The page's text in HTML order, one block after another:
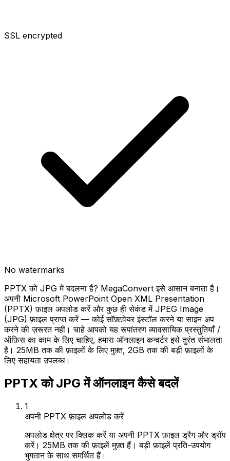
SSL encrypted
No watermarks
PPTX को JPG में बदलना है? MegaConvert इसे आसान बनाता है।
अपनी Microsoft PowerPoint Open XML Presentation
(PPTX) फ़ाइल अपलोड करें और कुछ ही सेकंड में JPEG Image
(JPG) फ़ाइल प्राप्त करें — कोई सॉफ़्टवेयर इंस्टॉल करने या साइन अप
करने की ज़रूरत नहीं। चाहे आपको यह रूपांतरण व्यावसायिक प्रस्तुतियाँ /
ऑफ़िस का काम के लिए चाहिए, हमारा ऑनलाइन कन्वर्टर इसे तुरंत संभालता
है। 25MB तक की फ़ाइलों के लिए मुफ़्त, 2GB तक की बड़ी फ़ाइलों के
लिए सहायता उपलब्ध।
PPTX को JPG में ऑनलाइन कैसे बदलें
1
अपनी PPTX फ़ाइल अपलोड करें
अपलोड क्षेत्र पर क्लिक करें या अपनी PPTX फ़ाइल ड्रैग और ड्रॉप
करें। 25MB तक की फ़ाइलें मुफ़्त हैं। बड़ी फ़ाइलें प्रति-उपयोग
भुगतान के साथ समर्थित हैं।